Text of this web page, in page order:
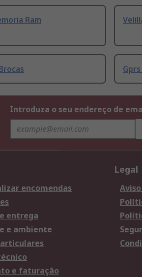
Ram
Introduza o seu endereço de
encomendas
entrega
e ambiente
e faturação
Legal